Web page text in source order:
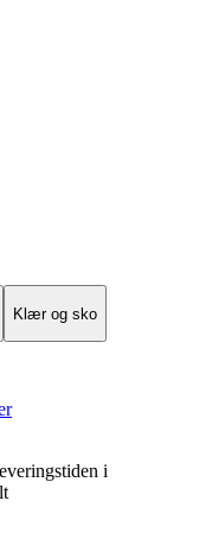
Klær og sko
i